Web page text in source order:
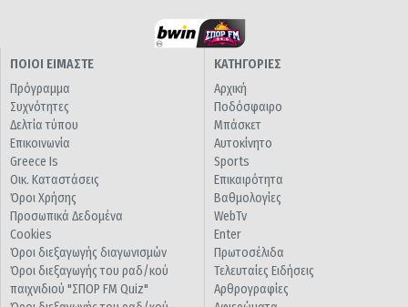
ΠΟΙΟΙ ΕΙΜΑΣΤΕ
Πρόγραμμα
Συχνότητες
Δελτία τύπου
Επικοινωνία
Greece Is
Οικ. Καταστάσεις
Όροι Χρήσης
Προσωπικά Δεδομένα
Cookies
Όροι διεξαγωγής διαγωνισμών
Όροι διεξαγωγής του ραδ/κού
παιχνιδιού "ΣΠΟΡ FM Quiz"
ΚΑΤΗΓΟΡΙΕΣ
Αρχική
Ποδόσφαιρο
Μπάσκετ
Αυτοκίνητο
Sports
Επικαιρότητα
Βαθμολογίες
WebTv
Enter
Πρωτοσέλιδα
Τελευταίες Ειδήσεις
Αρθρογραφίες